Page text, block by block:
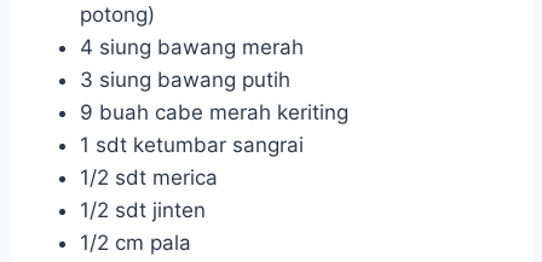
potong)
4 siung bawang merah
3 siung bawang putih
9 buah cabe merah keriting
1 sdt ketumbar sangrai
1/2 sdt merica
1/2 sdt jinten
1/2 cm pala